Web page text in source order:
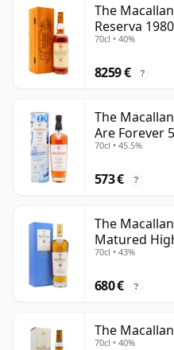
The
Reserva
70cl • 40%
8259 € ?
The
Are Forever
años
70cl • 45.5%
573 € ?
The
Matured
70cl • 43%
680 € ?
The
70cl • 40%